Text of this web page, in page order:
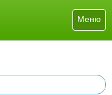
Меню